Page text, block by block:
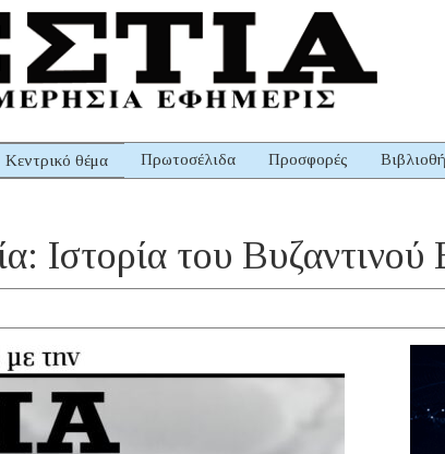
Κεντρικό θέμα Πρωτοσέλιδα Προσφορές
Ιστορία του Βυζαντινού